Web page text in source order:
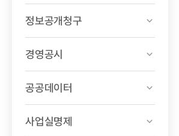
정보공개청구
경영공시
공공데이터
사업실명제